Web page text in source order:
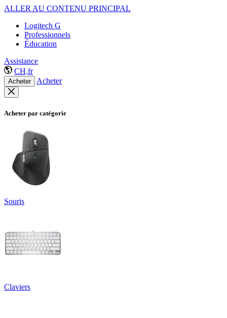
ALLER AU CONTENU PRINCIPAL
Logitech G
Professionnels
Éducation
Assistance
CH,fr
Acheter Acheter
Acheter par catégorie
Souris
Claviers